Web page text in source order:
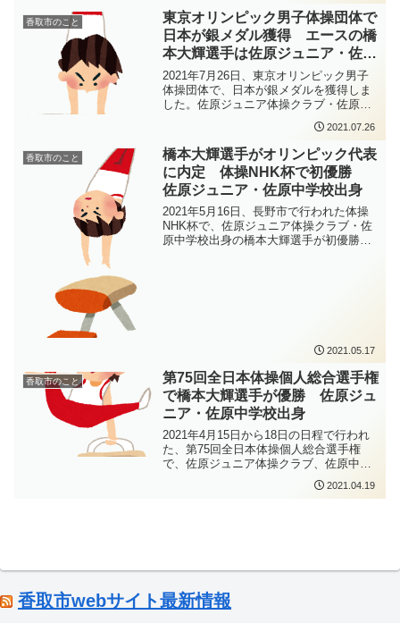
し心配でしたが、5種目目の平行棒で勢い
を取り戻し、鉄棒でも高得点をマークし
て優勝しました。
香取市のこと
東京オリンピック男子体操団体で
日本が銀メダル獲得 エースの橋
本大輝選手は佐原ジュニア・佐原
中学校出身
2021年7月26日、東京オリンピック男子
体操団体で、日本が銀メダルを獲得しま
した。佐原ジュニア体操クラブ・佐原中
素晴らしい演技を見せてくれました。1位
のロシアオリンピック委員会とは0.103ポ
イントの僅差での2位となり、悔しさもあ
ると思いますが、銀メダル獲得おめでと
うございます。橋本選手はこの後行われ
る個人総合や種目別でのメダルも期待さ
れます。
2021.07.26
香取市のこと
橋本大輝選手がオリンピック代表
に内定 体操NHK杯で初優勝
佐原ジュニア・佐原中学校出身
2021年5月16日、長野市で行われた体操
NHK杯で、佐原ジュニア体操クラブ・佐
原中学校出身の橋本大輝選手が初優勝を
2021.05.17
香取市のこと
第75回全日本体操個人総合選手権
で橋本大輝選手が優勝 佐原ジュ
ニア・佐原中学校出身
2021年4月15日から18日の日程で行われ
た、第75回全日本体操個人総合選手権
で、佐原ジュニア体操クラブ、佐原中学
校出身の橋本大輝選手が男子個人総合決
勝で初優勝を飾りました。予選では7位と
2021.04.19
香取市webサイト最新情報